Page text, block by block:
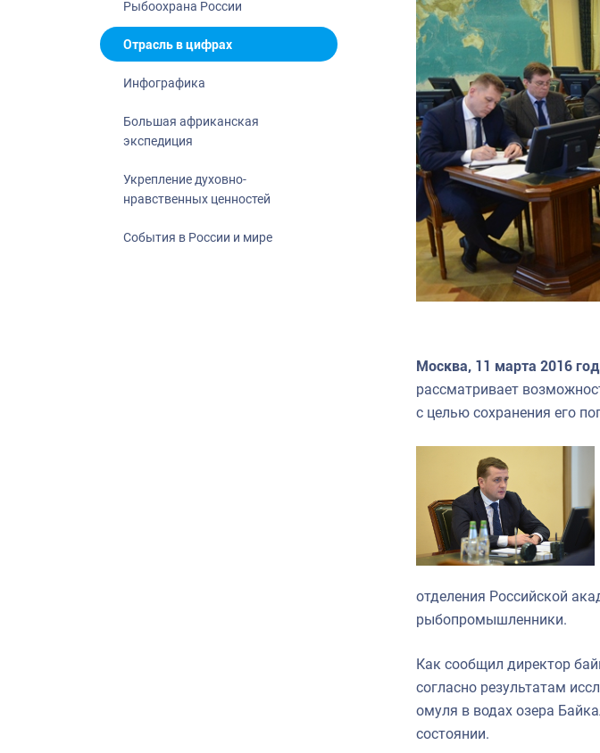
Рыбоохрана России
Отрасль в цифрах
Инфографика
Большая африканская
экспедиция
Укрепление духовно-
нравственных ценностей
События в России и мире
Москва, 11 марта 2016
рассматривает
с целью сохранения его
отделения Российской
рыбопромышленники.
Как сообщил директор
согласно результатам
омуля в водах озера
состоянии.